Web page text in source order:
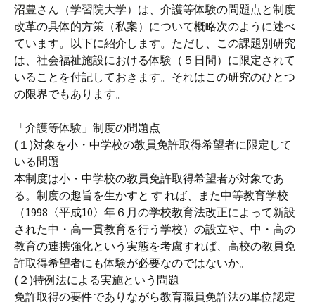
沼豊さん（学習院大学）は、介護等体験の問題点と制度
改革の具体的方策（私案）について概略次のように述べ
ています。以下に紹介します。ただし、この課題別研究
は、社会福祉施設における体験（５日間）に限定されて
いることを付記しておきます。それはこの研究のひとつ
の限界でもあります。
「介護等体験」制度の問題点
(１)対象を小・中学校の教員免許取得希望者に限定して
いる問題
本制度は小・中学校の教員免許取得希望者が対象であ
る。制度の趣旨を生かすと す れば、また中等教育学校
（1998〈平成10〉年６月の学校教育法改正によって新設
された中・高一貫教育を行う学校）の設立や、中・高の
教育の連携強化という実態を考慮すれば、高校の教員免
許取得希望者にも体験が必要なのではないか。
(２)特例法による実施という問題
免許取得の要件でありながら教育職員免許法の単位認定